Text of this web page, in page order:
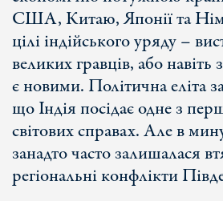
США, Китаю, Японії та
цілі індійського уряду –
великих гравців, або навіть
є новими. Політична еліта
що Індія посідає одне з
світових справах. Але в
занадто часто залишалася
регіональні конфлікти